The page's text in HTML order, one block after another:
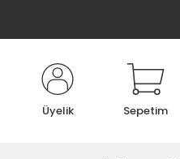
Üyelik Sepetim